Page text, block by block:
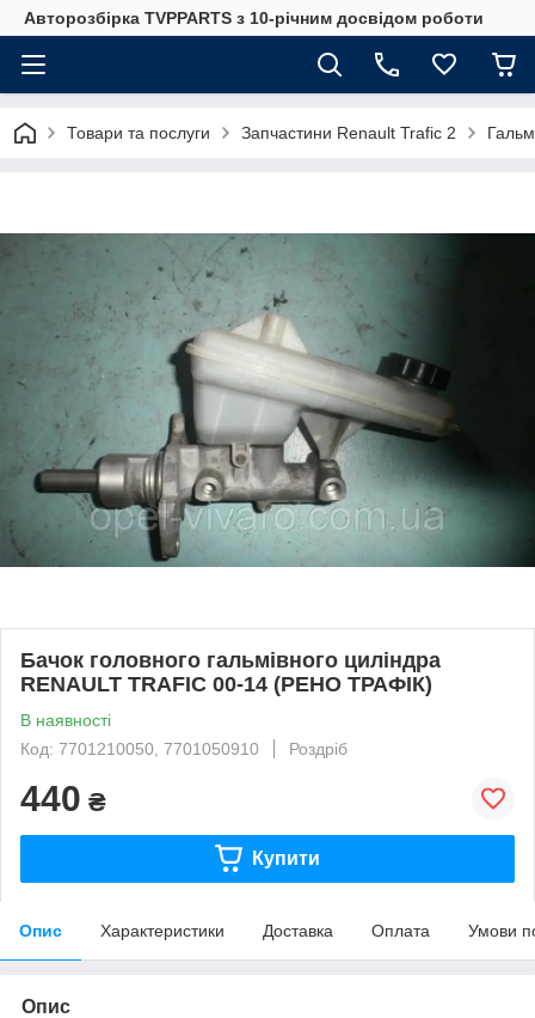
Авторозбірка TVPPARTS з 10-річним досвідом роботи
Товари та послуги Запчастини Renault Trafic 2
Бачок головного гальмівного циліндра
RENAULT TRAFIC 00-14 (РЕНО ТРАФІК)
В наявності
Код: 7701210050, 7701050910
Роздріб
440 ₴
Купити
Опис Характеристики Доставка Оплата Умови
Опис